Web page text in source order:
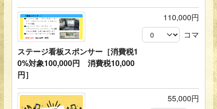
ステージ看板スポンサー［消費税1
0%対象100,000円 消費税10,000
円］
110,000円
コマ
55,000円